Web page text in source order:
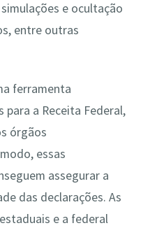
e ocultação
entre outras
ferramenta
para a Receita Federal,
órgãos
essas
assegurar a
das declarações. As
e a federal